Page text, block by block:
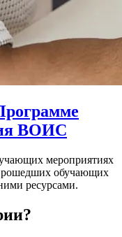
ВОИС
мероприятиях
обучающих
ресурсами.